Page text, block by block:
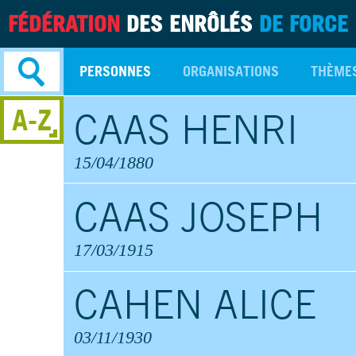
FÉDÉRATION DES ENRÔLÉS DE FORCE
Recherche
avancée
A-Z
PERSONNES ORGANISATIONS
CAAS HENRI
15/04/1880
CAAS JOSEPH
17/03/1915
CAHEN ALICE
03/11/1930